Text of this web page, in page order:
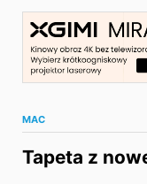
MAC
Tapeta z